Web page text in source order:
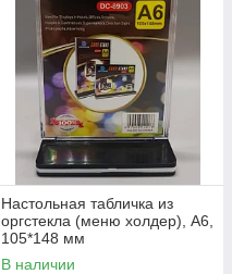
Настольная табличка из
оргстекла (меню холдер), А6,
105*148 мм
В наличии